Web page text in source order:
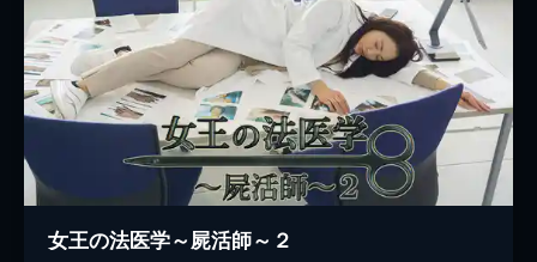
女王の法医学～屍活師～２